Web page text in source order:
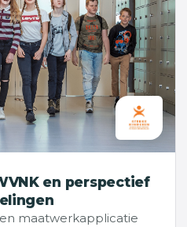
en perspectief
maatwerkapplicatie